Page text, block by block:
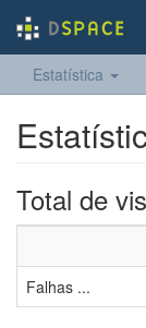
Estatística
Total de
Falhas ...